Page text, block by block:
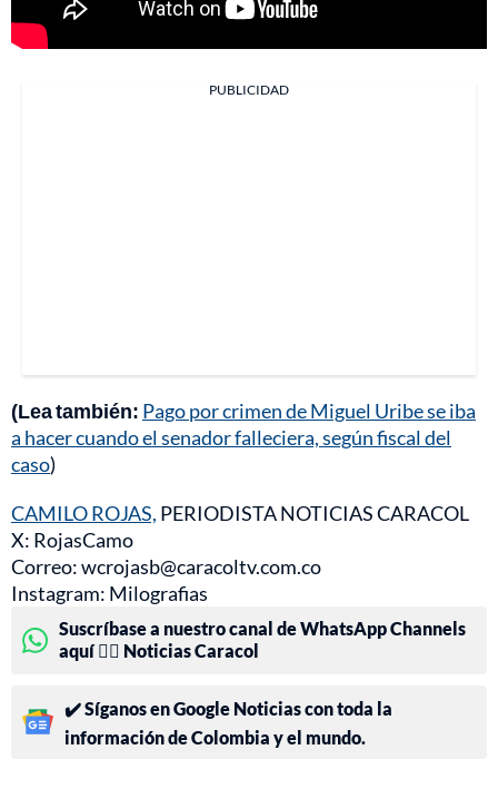
PUBLICIDAD
(Lea también: Pago por crimen de Miguel Uribe se iba
a hacer cuando el senador falleciera, según fiscal del
caso)
CAMILO ROJAS, PERIODISTA NOTICIAS CARACOL
X: RojasCamo
Correo: wcrojasb@caracoltv.com.co
Instagram: Milografias
Suscríbase a nuestro canal de WhatsApp Channels
aquí 👉🏻 Noticias Caracol
✔️ Síganos en Google Noticias con toda la
información de Colombia y el mundo.